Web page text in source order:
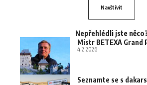
Navštívit
Nepřehlédli jste
Mistr BETEXA Grand
4.2.2026
Seznamte se s